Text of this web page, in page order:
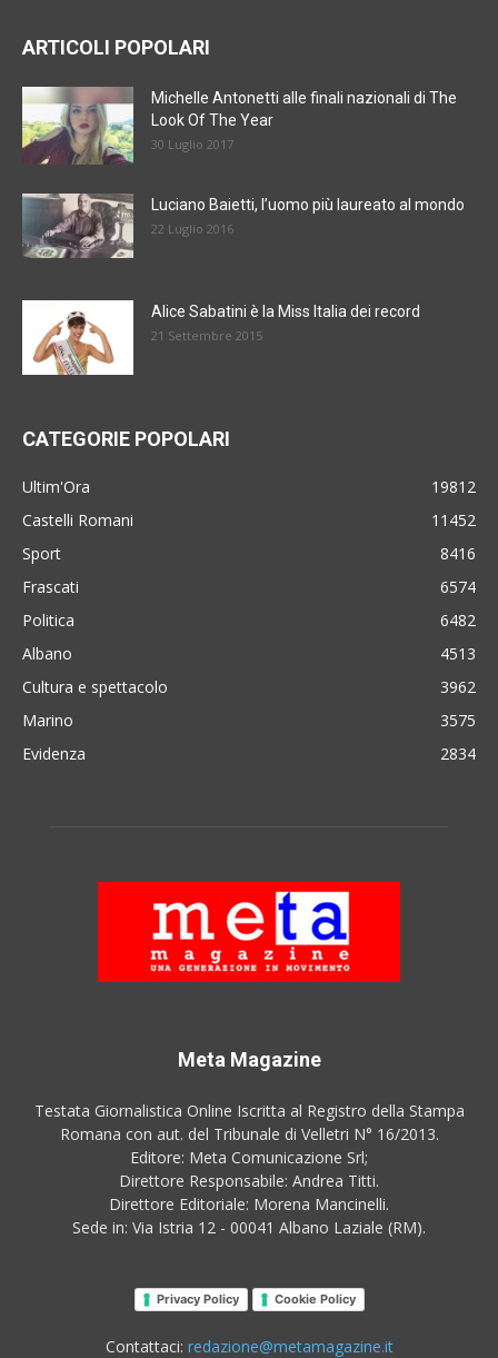
ARTICOLI POPOLARI
Michelle Antonetti alle finali nazionali di The
Look Of The Year
30 Luglio 2017
Luciano Baietti, l’uomo più laureato al mondo
22 Luglio 2016
Alice Sabatini è la Miss Italia dei record
21 Settembre 2015
CATEGORIE POPOLARI
Ultim'Ora
19812
Castelli Romani
11452
Sport
8416
Frascati
6574
Politica
6482
Albano
4513
Cultura e spettacolo
3962
Marino
3575
Evidenza
2834
Meta Magazine
Testata Giornalistica Online Iscritta al Registro della Stampa
Romana con aut. del Tribunale di Velletri N° 16/2013.
Editore: Meta Comunicazione Srl;
Direttore Responsabile: Andrea Titti.
Direttore Editoriale: Morena Mancinelli.
Sede in: Via Istria 12 - 00041 Albano Laziale (RM).
Privacy Policy Cookie Policy
Contattaci: redazione@metamagazine.it